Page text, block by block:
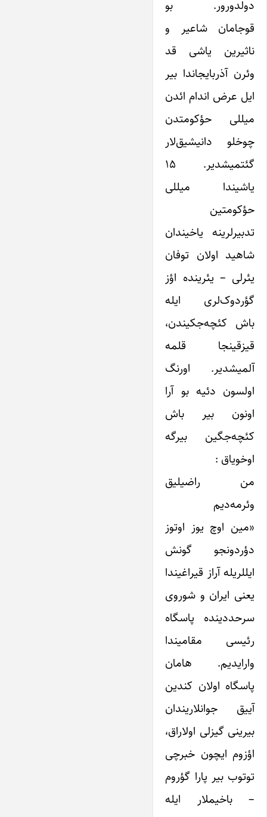
دولدورور. بو
قوجامان شاعیر و
ناثیرین یاشی قد
وئرن آذربایجاندا بیر
ایل عرض اندام ائدن
میللی حؤکومتدن
چوخلو دانیشیق‌لار
گئتمیشدیر. ۱۵
یاشیندا میللی
حؤکومتین
تدبیرلرینه یاخیندان
شاهید اولان توفان
یئرلی – یئرینده اؤز
گؤردوک‌لری ایله
باش کئچه‌جکیندن،
قیزقینجا قلمه
آلمیشدیر. اورنگ
اولسون دئیه بو آرا
اونون بیر باش
کئچه‌جگین بیرگه
اوخویاق :
من راضیلیق
وئرمه‌دیم
«مین اوچ یوز اوتوز
دؤردونجو گونش
ایللریله آراز قیراغیندا
یعنی ایران و شوروی
سرحددینده پاسگاه
رئیسی مقامیندا
وارایدیم. هامان
پاسگاه اولان کندین
آییق جوانلاریندان
بیرینی گیزلی اولاراق،
اؤزوم ایچون خبرچی
توتوب بیر پارا گؤروم
– باخیملار ایله